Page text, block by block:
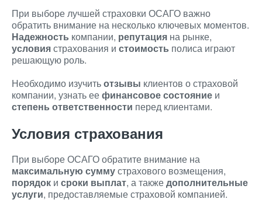
При выборе лучшей страховки ОСАГО важно
обратить внимание на несколько ключевых моментов.
Надежность компании, репутация на рынке,
условиястрахования и стоимость полиса играют
решающую роль.
Необходимо изучитьотзывы клиентов о страховой
компании, узнать еефинансовое состояние и
степень ответственности перед клиентами.
Условия страхования
При выборе ОСАГО обратите внимание на
максимальную суммустрахового возмещения,
порядок и сроки выплат, а такжедополнительные
услуги, предоставляемые страховой компанией.